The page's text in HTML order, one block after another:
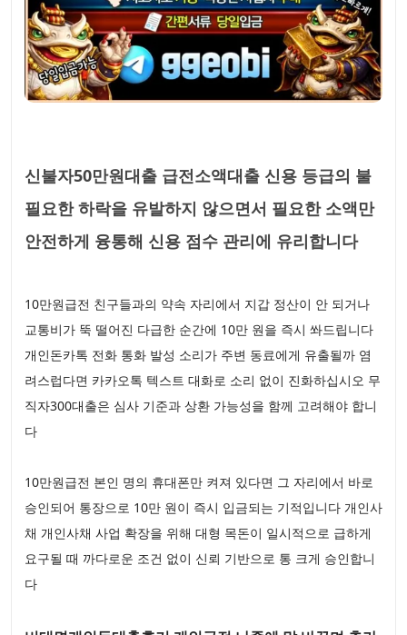
신불자50만원대출 급전소액대출 신용 등급의 불
필요한 하락을 유발하지 않으면서 필요한 소액만
안전하게 융통해 신용 점수 관리에 유리합니다
10만원급전 친구들과의 약속 자리에서 지갑 정산이 안 되거나
교통비가 뚝 떨어진 다급한 순간에 10만 원을 즉시 쏴드립니다
개인돈카톡 전화 통화 발성 소리가 주변 동료에게 유출될까 염
려스럽다면 카카오톡 텍스트 대화로 소리 없이 진화하십시오 무
직자300대출은 심사 기준과 상환 가능성을 함께 고려해야 합니
다
10만원급전 본인 명의 휴대폰만 켜져 있다면 그 자리에서 바로
승인되어 통장으로 10만 원이 즉시 입금되는 기적입니다 개인사
채 개인사채 사업 확장을 위해 대형 목돈이 일시적으로 급하게
요구될 때 까다로운 조건 없이 신뢰 기반으로 통 크게 승인합니
다